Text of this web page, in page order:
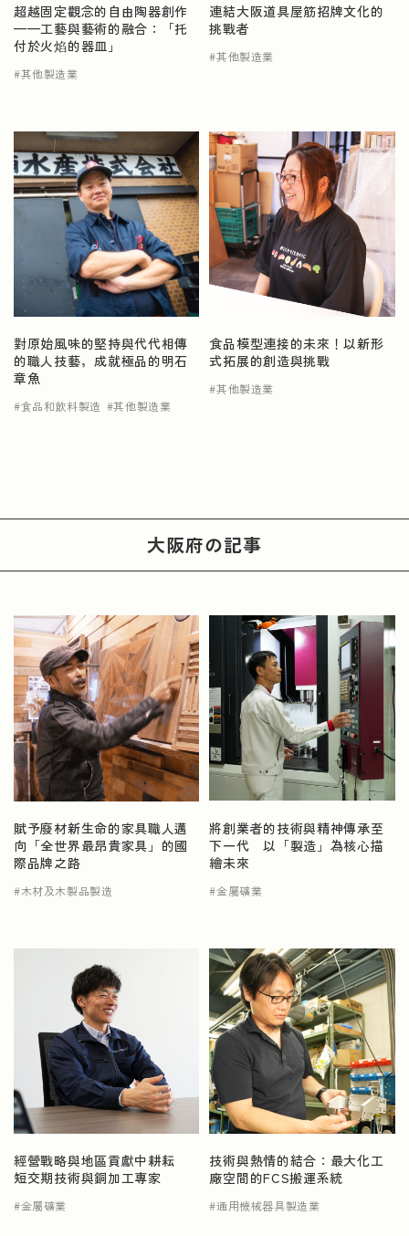
超越固定觀念的自由陶器創作
——工藝與藝術的融合：「托
付於火焰的器皿」
其他製造業
連結大阪道具屋筋招牌文化的
挑戰者
其他製造業
對原始風味的堅持與代代相傳
的職人技藝，成就極品的明石
章魚
食品和飲料製造 其他製造業
食品模型連接的未來！以新形
式拓展的創造與挑戰
其他製造業
大阪府の記事
賦予廢材新生命的家具職人邁
向「全世界最昂貴家具」的國
際品牌之路
木材及木製品製造
將創業者的技術與精神傳承至
下一代 以「製造」為核心描
繪未來
金屬礦業
經營戰略與地區貢獻中耕耘
短交期技術與銅加工專家
金屬礦業
技術與熱情的結合：最大化工
廠空間的FCS搬運系統
通用機械器具製造業